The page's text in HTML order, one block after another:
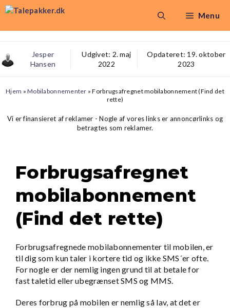
Hop
til
Menu
Jesper
Hansen
Udgivet: 2. maj
2022
Opdateret: 19. oktober
2023
Hjem »Mobilabonnementer »Forbrugsafregnet mobilabonnement (Find det
rette)
Vi er finansieret af reklamer - Nogle af vores links er annoncørlinks og
betragtes som reklamer.
Forbrugsafregnet
mobilabonnement
(Find det rette)
Forbrugsafregnede mobilabonnementer til mobilen, er
til dig som kun taler i kortere tid og ikke SMS´er ofte.
For nogle er der nemlig ingen grund til at betale for
fast taletid eller ubegrænset SMS og MMS.
Deres forbrug på mobilen er nemlig så lav, at det er